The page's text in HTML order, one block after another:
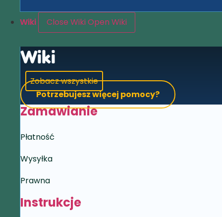
Wiki Close WikiOpen Wiki
Wiki
Zobacz wszystkie
Potrzebujesz więcej pomocy?
Zamawianie
Płatność
Wysyłka
Prawna
Instrukcje